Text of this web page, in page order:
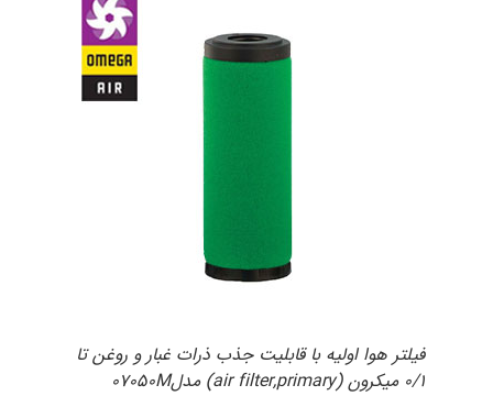
فیلتر هوا اولیه با قابلیت جذب ذرات غبار و روغن تا
۰/۱ میکرون (air filter,primary) مدل۰۷۰۵۰M